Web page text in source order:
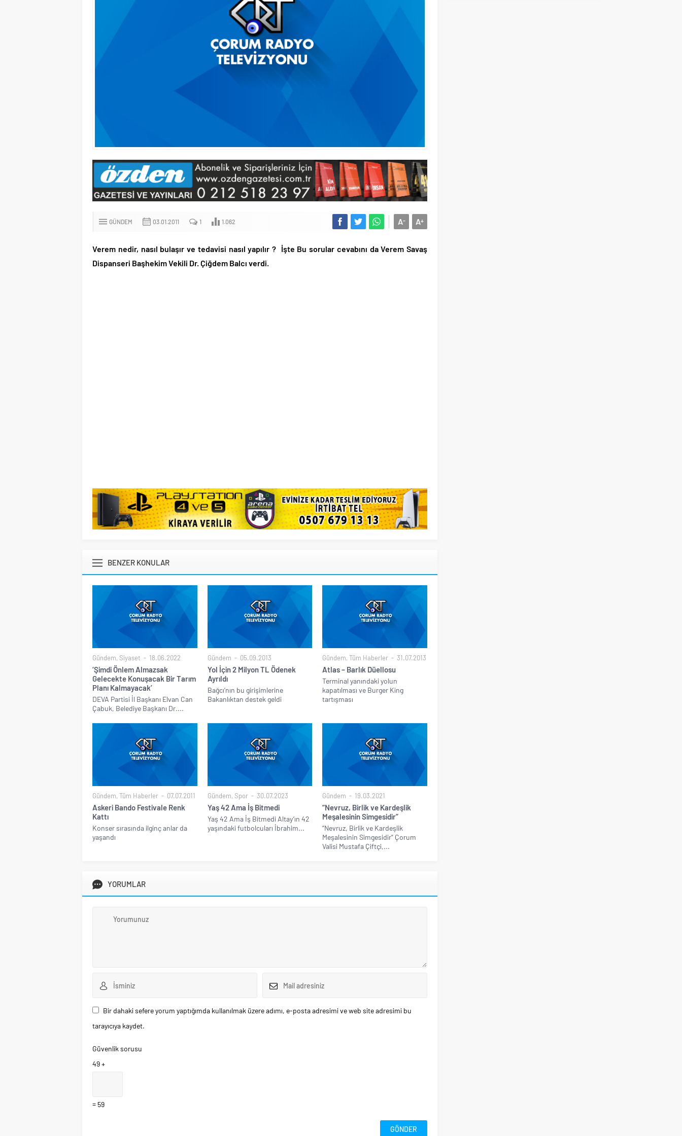
GÜNDEM 03.01.2011 1 1.062 A+
A-
Verem nedir, nasıl bulaşır ve tedavisi nasıl yapılır ? İşte Bu sorular cevabını da Verem Savaş
Dispanseri Başhekim Vekili Dr. Çiğdem Balcı verdi.
BENZER KONULAR
Gündem, Siyaset 18.06.2022
‘Şimdi Önlem Almazsak
Gelecekte Konuşacak Bir Tarım
Planı Kalmayacak’
DEVA Partisi İl Başkanı Elvan Can
Çabuk, Belediye Başkanı Dr....
Gündem 05.09.2013
Yol İçin 2 Milyon TL Ödenek
Ayrıldı
Bağcı’nın bu girişimlerine
Bakanlıktan destek geldi
Gündem,Tüm Haberler 31.07.2013
Atlas – Barlık Düellosu
Terminal yanındaki yolun
kapatılması ve Burger King
tartışması
Gündem, Tüm Haberler 07.07.2011
Askeri Bando Festivale Renk
Kattı
Konser sırasında ilginç anlar da
yaşandı
Gündem, Spor 30.07.2023
Yaş 42 Ama İş Bitmedi
Yaş 42 Ama İş Bitmedi Altay’ın 42
yaşındaki futbolcuları İbrahim...
Gündem 19.03.2021
“Nevruz, Birlik ve Kardeşlik
Meşalesinin Simgesidir”
“Nevruz, Birlik ve Kardeşlik
Meşalesinin Simgesidir” Çorum
Valisi Mustafa Çiftçi,...
YORUMLAR
Bir dahaki sefere yorum yaptığımda kullanılmak üzere adımı, e-posta adresimi ve web site adresimi bu
tarayıcıya kaydet.
Güvenlik sorusu
49 +
= 59